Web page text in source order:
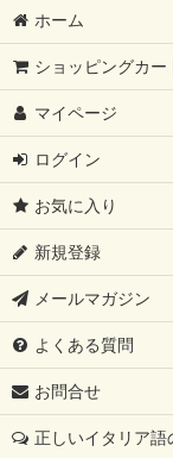
ホーム
ショッピングカー
マイページ
ログイン
お気に入り
新規登録
メールマガジン
よくある質問
お問合せ
正しいイタリア語